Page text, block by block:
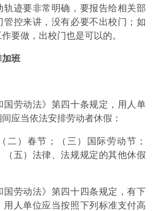
轨迹要非常明确，要报告给相关部
管控来讲，没有必要不出校门；如
要做，出校门也是可以的。
加班
国劳动法》第四十条规定，用人单
应当依法安排劳动者休假：
二）春节；（三）国际劳动节；
（五）法律、法规规定的其他休假
国劳动法》第四十四条规定，有下
用人单位应当按照下列标准支付高